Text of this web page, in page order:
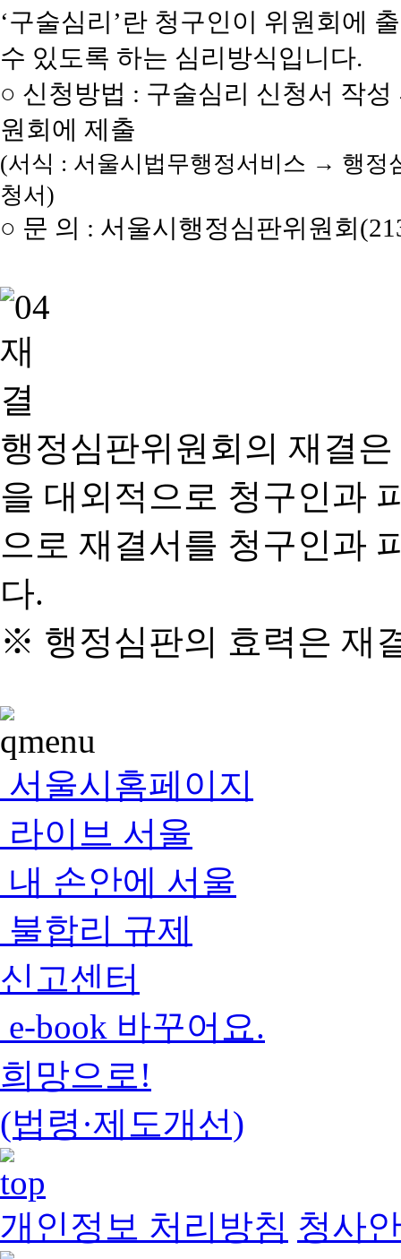
‘구술심리’란 청구인이 위원회에
수 있도록 하는 심리방식입니다.
○ 신청방법 : 구술심리 신청서 작
원회에 제출
(서식 : 서울시법무행정서비스 → 행
청서)
○ 문 의 : 서울시행정심판위원회
행정심판위원회의 재결
을 대외적으로 청구인과
으로 재결서를 청구인과
다.
※ 행정심판의 효력은 재
서울시홈페이지
라이브 서울
내 손안에 서울
불합리 규제
신고센터
e-book 바꾸어요.
희망으로!
(법령·제도개선)
개인정보 처리방침 청사